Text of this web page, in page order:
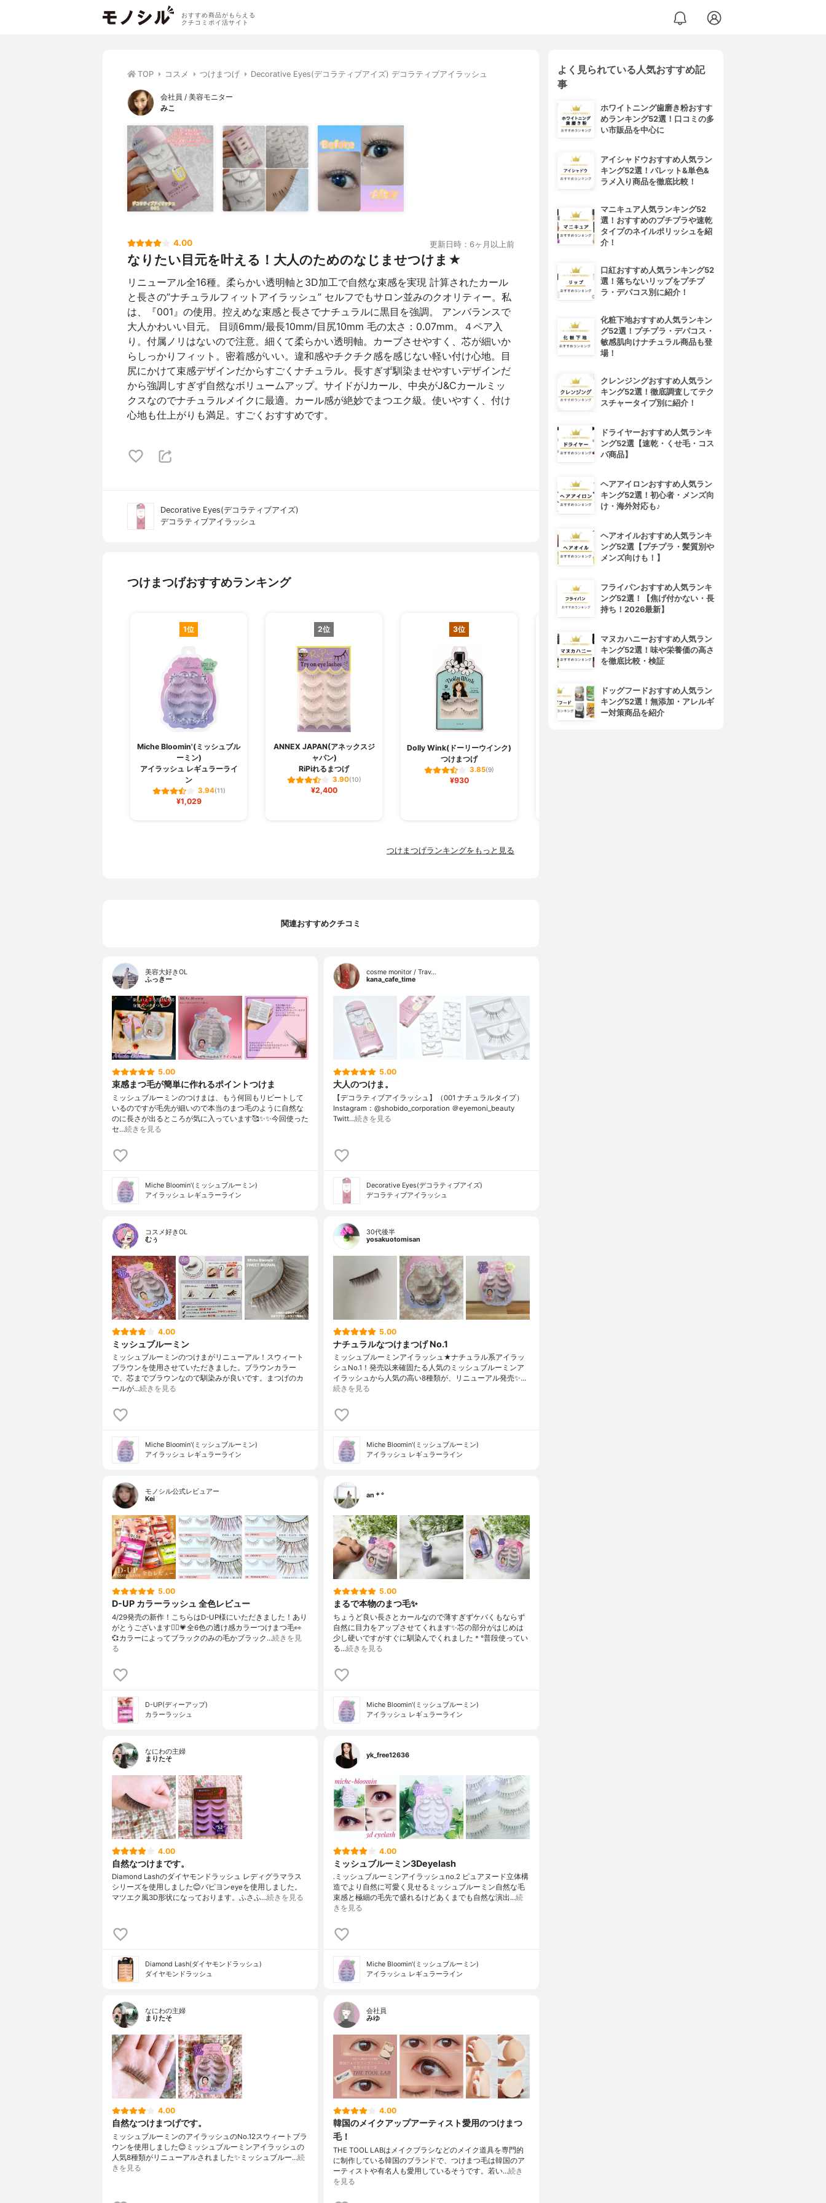
おすすめ商品がもらえる
クチコミポイ活サイト
TOP コスメ つけまつげ Decorative Eyes(デコラティブアイズ) デコラティブアイラッシュ
会社員 / 美容モニター
みこ
4.00 更新日時：6ヶ月以上前
なりたい目元を叶える！大人のためのなじませつけま★
リニューアル全16種。柔らかい透明軸と3D加工で自然な束感を実現 計算されたカール
と長さの”ナチュラルフィットアイラッシュ” セルフでもサロン並みのクオリティー。私
は、『001』の使用。控えめな束感と長さでナチュラルに黒目を強調。 アンバランスで
大人かわいい目元。 目頭6mm/最長10mm/目尻10mm 毛の太さ：0.07mm。４ペア入
り。付属ノリはないので注意。細くて柔らかい透明軸。カーブさせやすく、芯が細いか
らしっかりフィット。密着感がいい。違和感やチクチク感を感じない軽い付け心地。目
尻にかけて束感デザインだからすごくナチュラル。長すぎず馴染ませやすいデザインだ
から強調しすぎず自然なボリュームアップ。サイドがJカール、中央がJ&Cカールミッ
クスなのでナチュラルメイクに最適。カール感が絶妙でまつエク級。使いやすく、付け
心地も仕上がりも満足。すごくおすすめです。
Decorative Eyes(デコラティブアイズ)
デコラティブアイラッシュ
つけまつげおすすめランキング
1位
Miche Bloomin'(ミッシュブル
ーミン)
アイラッシュ レギュラーライ
ン
3.94(11)
¥1,029
2位
ANNEX JAPAN(アネックスジ
ャパン)
RiPiれるまつげ
3.90(10)
¥2,400
3位
Dolly Wink(ドーリーウインク)
つけまつげ
3.85(9)
¥930
つけまつげランキングをもっと見る
関連おすすめクチコミ
美容大好きOL
ふっきー
5.00
束感まつ毛が簡単に作れるポイントつけま
ミッシュブルーミンのつけまは、もう何回もリピートして
いるのですが毛先が細いので本当のまつ毛のように自然な
のに長さが出るところが気に入っています🥰✨✨今回使った
セ…続きを見る
Miche Bloomin'(ミッシュブルーミン)
アイラッシュ レギュラーライン
cosme monitor / Trav…
kana_cafe_time
5.00
大人のつけま。
【デコラティブアイラッシュ】（001 ナチュラルタイプ）
Instagram：@shobido_corporation ＠eyemoni_beauty
Twitt…続きを見る
Decorative Eyes(デコラティブアイズ)
デコラティブアイラッシュ
コスメ好きOL
むぅ
4.00
ミッシュブルーミン
ミッシュブルーミンのつけまがリニューアル！スウィート
ブラウンを使用させていただきました。ブラウンカラー
で、芯までブラウンなので馴染みが良いです。まつげのカ
ールが…続きを見る
Miche Bloomin'(ミッシュブルーミン)
アイラッシュ レギュラーライン
30代後半
yosakuotomisan
5.00
ナチュラルなつけまつげ No.1
ミッシュブルーミンアイラッシュ★ナチュラル系アイラッ
シュNo.1！発売以来確固たる人気のミッシュブルーミンア
イラッシュから人気の高い8種類が、リニューアル発売✨…
続きを見る
Miche Bloomin'(ミッシュブルーミン)
アイラッシュ レギュラーライン
モノシル公式レビュアー
Kei
5.00
D-UP カラーラッシュ 全色レビュー
4/29発売の新作！こちらはD-UP様にいただきました！あり
がとうございます🙇‍♀️💗全6色の透け感カラーつけまつ毛👀
💞カラーによってブラックのみの毛かブラック…続きを見
る
D-UP(ディーアップ)
カラーラッシュ
an＊°
5.00
まるで本物のまつ毛✨
ちょうど良い長さとカールなので薄すぎずケバくもならず
自然に目力をアップさせてくれます✨芯の部分がはじめは
少し硬いですがすぐに馴染んでくれました＊°普段使ってい
る…続きを見る
Miche Bloomin'(ミッシュブルーミン)
アイラッシュ レギュラーライン
なにわの主婦
まりたそ
4.00
自然なつけまです。
Diamond Lashのダイヤモンドラッシュ レディグラマラス
シリーズを使用しました😊パピヨンeyeを使用しました。
マツエク風3D形状になっております。ふさふ…続きを見る
Diamond Lash(ダイヤモンドラッシュ)
ダイヤモンドラッシュ
yk_free12636
4.00
ミッシュブルーミン3Deyelash
.ミッシュブルーミンアイラッシュno.2 ピュアヌード立体構
造でより自然に可愛く見せるミッシュブルーミン自然な毛
束感と極細の毛先で盛れるけどあくまでも自然な演出…続
きを見る
Miche Bloomin'(ミッシュブルーミン)
アイラッシュ レギュラーライン
なにわの主婦
まりたそ
4.00
自然なつけまつげです。
ミッシュブルーミンのアイラッシュのNo.12スウィートブラ
ウンを使用しました😊ミッシュブルーミンアイラッシュの
人気8種類がリニューアルされました✨ミッシュブルー…続
きを見る
会社員
みゆ
4.00
韓国のメイクアップアーティスト愛用のつけまつ
毛！
THE TOOL LABはメイクブラシなどのメイク道具を専門的
に制作している韓国のブランドで、つけまつ毛は韓国のア
ーティストや有名人も愛用しているそうです。若い…続き
を見る
よく見られている人気おすすめ記
事
ホワイトニング歯磨き粉おすす
めランキング52選！口コミの多
い市販品を中心に
アイシャドウおすすめ人気ラン
キング52選！パレット&単色&
ラメ入り商品を徹底比較！
マニキュア人気ランキング52
選！おすすめのプチプラや速乾
タイプのネイルポリッシュを紹
介！
口紅おすすめ人気ランキング52
選！落ちないリップをプチプ
ラ・デパコス別に紹介！
化粧下地おすすめ人気ランキン
グ52選！プチプラ・デパコス・
敏感肌向けナチュラル商品も登
場！
クレンジングおすすめ人気ラン
キング52選！徹底調査してテク
スチャータイプ別に紹介！
ドライヤーおすすめ人気ランキ
ング52選【速乾・くせ毛・コス
パ商品】
ヘアアイロンおすすめ人気ラン
キング52選！初心者・メンズ向
け・海外対応も♪
ヘアオイルおすすめ人気ランキ
ング52選【プチプラ・髪質別や
メンズ向けも！】
フライパンおすすめ人気ランキ
ング52選！【焦げ付かない・長
持ち！2026最新】
マヌカハニーおすすめ人気ラン
キング52選！味や栄養価の高さ
を徹底比較・検証
ドッグフードおすすめ人気ラン
キング52選！無添加・アレルギ
ー対策商品を紹介